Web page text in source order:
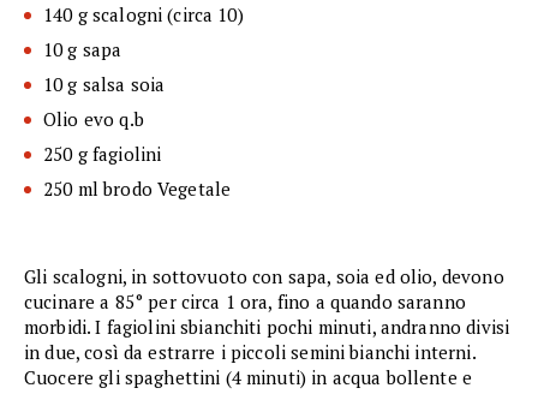
140 g scalogni (circa 10)
10 g sapa
10 g salsa soia
Olio evo q.b
250 g fagiolini
250 ml brodo Vegetale
Gli scalogni, in sottovuoto con sapa, soia ed olio, devono
cucinare a 85° per circa 1 ora, fino a quando saranno
morbidi. I fagiolini sbianchiti pochi minuti, andranno divisi
in due, così da estrarre i piccoli semini bianchi interni.
Cuocere gli spaghettini (4 minuti) in acqua bollente e